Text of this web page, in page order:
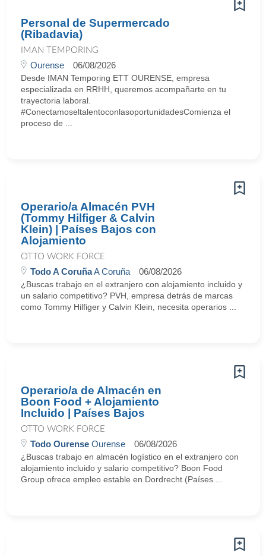
Personal de Supermercado
(Ribadavia)
IMAN TEMPORING
Ourense 06/08/2026
Desde IMAN Temporing ETT OURENSE, empresa
especializada en RRHH, queremos acompañarte en tu
trayectoria laboral.
#ConectamoseltalentoconlasoportunidadesComienza el
proceso de ...
Operario/a Almacén PVH
(Tommy Hilfiger & Calvin
Klein) | Países Bajos con
Alojamiento
OTTO WORK FORCE
Todo A CoruñaA Coruña 06/08/2026
¿Buscas trabajo en el extranjero con alojamiento incluido y
un salario competitivo? PVH, empresa detrás de marcas
como Tommy Hilfiger y Calvin Klein, necesita operarios ...
Operario/a de Almacén en
Boon Food + Alojamiento
Incluido | Países Bajos
OTTO WORK FORCE
Todo Ourense Ourense 06/08/2026
¿Buscas trabajo en almacén logístico en el extranjero con
alojamiento incluido y salario competitivo? Boon Food
Group ofrece empleo estable en Dordrecht (Países ...